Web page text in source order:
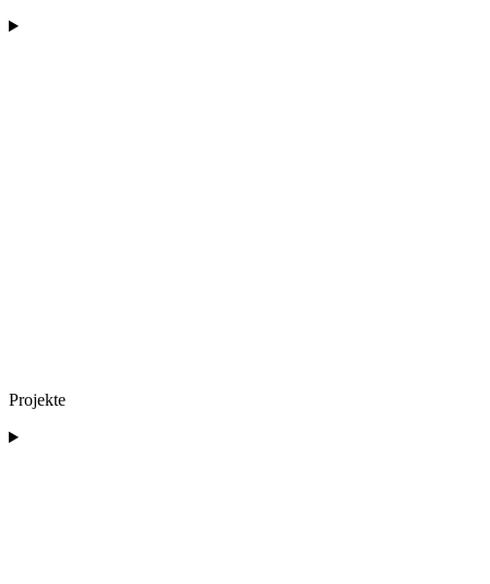
Projekte